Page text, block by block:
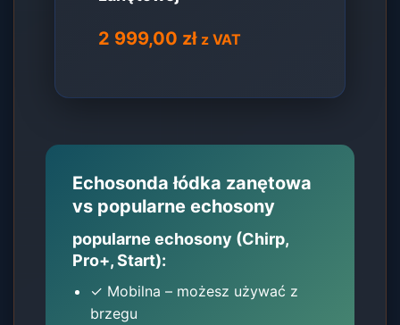
2 999,00 zł z VAT
Echosonda łódka zanętowa
vs popularne echosony
popularne echosony (Chirp,
Pro+, Start):
✓ Mobilna – możesz używać z
brzegu